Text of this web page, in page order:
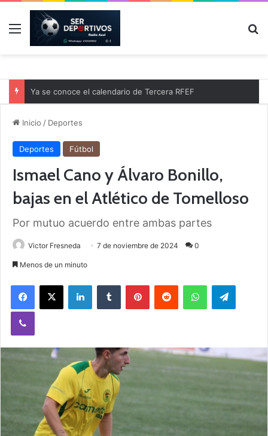
Menú
Ya se conoce el calendario de Tercera RFEF
Inicio / Deportes
Deportes Fútbol
Ismael Cano y Álvaro Bonillo,
bajas en el Atlético de Tomelloso
Por mutuo acuerdo entre ambas partes
Victor Fresneda 7 de noviembre de 2024 0
Menos de un minuto